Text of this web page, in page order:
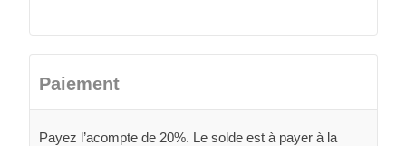
Paiement
Payez l’acompte de 20%. Le solde est à payer à la